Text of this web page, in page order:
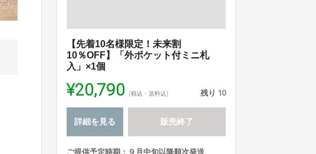
【先着10名様限定！未来割
10％OFF】「外ポケット付ミニ札
入」×1個
¥20,790 (税込・送料込) 残り 10
詳細を見る 販売終了
ご提供予定時期：９月中旬以降順次発送